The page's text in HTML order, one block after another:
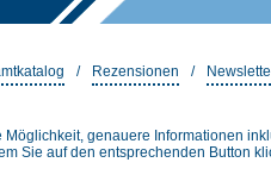
/ Rezensionen /
Möglichkeit, genauere Informationen
Sie auf den entsprechenden Button